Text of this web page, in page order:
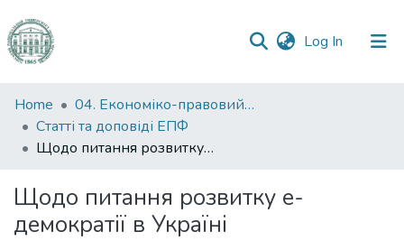
Log In (current)
Communities
&
Collections
Statistics
Home
04. Економіко-правовий факультет
Статті та доповіді ЕПФ
Щодо питання розвитку е-демократії в Україні
Щодо питання розвитку е-
демократії в Україні